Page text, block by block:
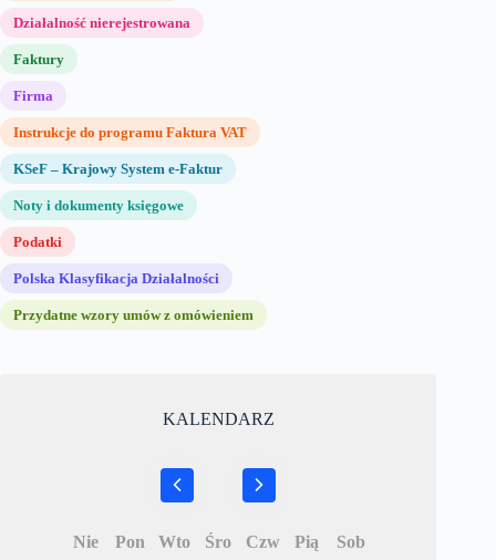
Działalność nierejestrowana
Faktury
Firma
Instrukcje do programu Faktura VAT
KSeF – Krajowy System e-Faktur
Noty i dokumenty księgowe
Podatki
Polska Klasyfikacja Działalności
Przydatne wzory umów z omówieniem
KALENDARZ
Nie Pon Wto Śro Czw Pią Sob